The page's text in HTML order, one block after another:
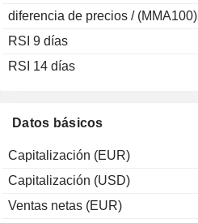
Datos básicos
Capitalización (EUR)
Capitalización (USD)
Ventas netas (EUR)
diferencia de precios / (MMA100)
RSI 9 días
RSI 14 días